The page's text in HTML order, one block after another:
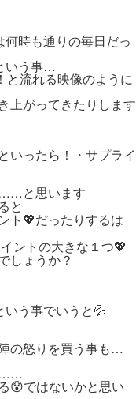
何時も通りの毎日だっ
いう事…
と流れる映像のように
上がってきたりします
いったら！・サプライ
……と思います
と
ト💖だったりするは
ントの大きな１つ💖
しょうか？
いう事でいうと💦
の怒りを買う事も…
……
😰ではないかと思い